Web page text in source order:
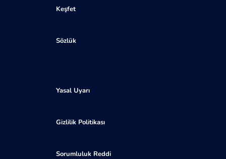
Keşfet
Sözlük
Yasal Uyarı
Gizlilik Politikası
Sorumluluk Reddi